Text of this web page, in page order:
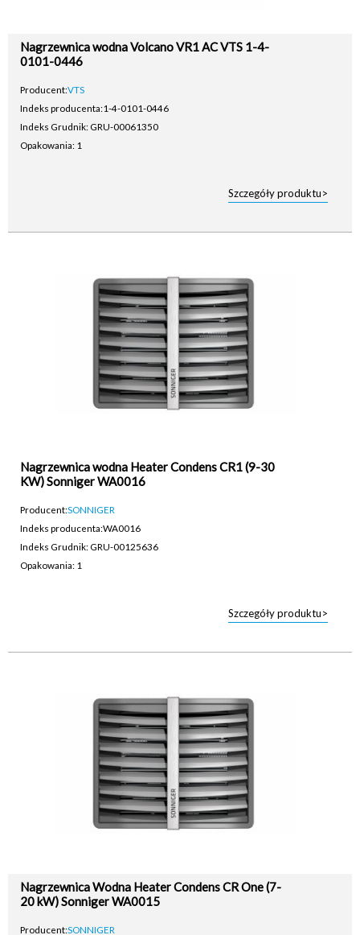
Nagrzewnica wodna Volcano VR1 AC VTS 1-4-
0101-0446
Producent:VTS
Indeks producenta:1-4-0101-0446
Indeks Grudnik: GRU-00061350
Opakowania: 1
Szczegóły produktu>
Nagrzewnica wodna Heater Condens CR1 (9-30
KW) Sonniger WA0016
Producent:SONNIGER
Indeks producenta:WA0016
Indeks Grudnik: GRU-00125636
Opakowania: 1
Szczegóły produktu>
Nagrzewnica Wodna Heater Condens CR One (7-
20 kW) Sonniger WA0015
Producent:SONNIGER